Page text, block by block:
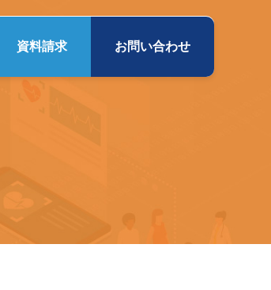
資料請求 お問い合わせ